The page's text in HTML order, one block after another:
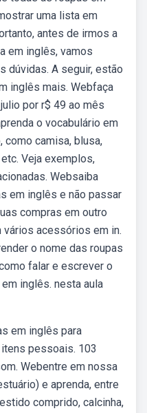
uma lista em
antes de irmos a
em inglês, vamos
dúvidas. A seguir, estão
inglês mais. Webfaça
por r$ 49 ao mês
o vocabulário em
camisa, blusa,
Veja exemplos,
Websaiba
em inglês e não passar
compras em outro
vários acessórios em in.
o nome das roupas
falar e escrever o
inglês. nesta aula
em inglês para
pessoais. 103
Webentre em nossa
e aprenda, entre
comprido, calcinha,